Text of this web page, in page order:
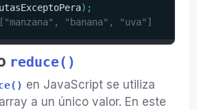
) ;
"banana", "uva"]
reduce()
en JavaScript se utiliza
a un único valor. En este